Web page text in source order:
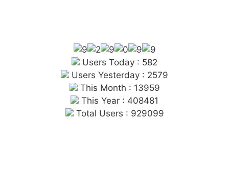
Users Today : 582
Users Yesterday : 2579
This Month : 13959
This Year : 408481
Total Users : 929099